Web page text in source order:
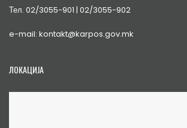
Тел. 02/3055-901 | 02/3055-902
e-mail: kontakt@karpos.gov.mk
ЛОКАЦИЈА